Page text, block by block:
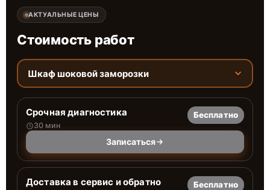
АКТУАЛЬНЫЕ ЦЕНЫ
Стоимость работ
Шкаф шоковой заморозки
Срочная диагностика
30 мин
Бесплатно
Записаться
Доставка в сервис и обратно Бесплатно